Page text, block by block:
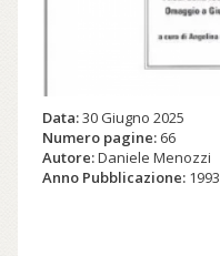
Data:30 Giugno 2025
Numero pagine: 66
Autore:Daniele Menozzi
Anno Pubblicazione: 1993